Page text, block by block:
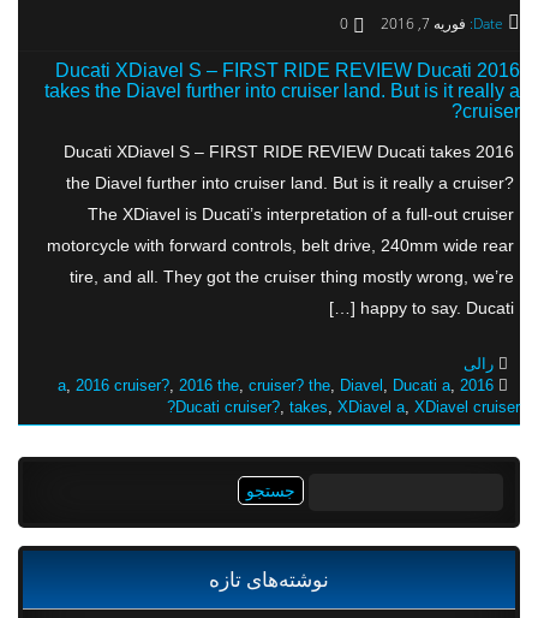
Date: فوریه 7, 2016 0
2016 Ducati XDiavel S – FIRST RIDE REVIEW Ducati
takes the Diavel further into cruiser land. But is it really a
cruiser?
2016 Ducati XDiavel S – FIRST RIDE REVIEW Ducati takes
the Diavel further into cruiser land. But is it really a cruiser?
The XDiavel is Ducati’s interpretation of a full-out cruiser
motorcycle with forward controls, belt drive, 240mm wide rear
tire, and all. They got the cruiser thing mostly wrong, we’re
happy to say. Ducati […]
رالی
2016 a
,2016 cruiser?,2016 the,cruiser? the,Diavel,Ducati a,
Ducati cruiser?,takes,XDiavel a,XDiavel cruiser?
نوشته‌های تازه